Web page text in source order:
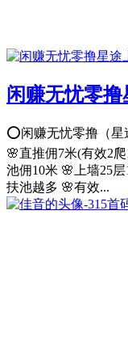
闲赚无忧零
⭕️闲赚无忧零撸（星
🌸直推佣7米(有效2
池佣10米 🌸上墙25
扶池越多 🌸有效...